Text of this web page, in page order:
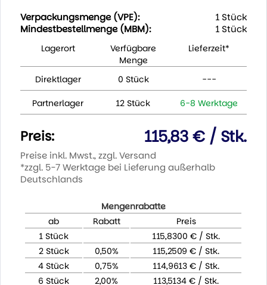
Verpackungsmenge (VPE):
1 Stück
Mindestbestellmenge (MBM):
1 Stück
Lagerort
Verfügbare
Menge
Lieferzeit*
Direktlager 0 Stück ---
Partnerlager 12 Stück 6-8 Werktage
Preis: 115,83 € / Stk.
Preise inkl. Mwst., zzgl. Versand
*zzgl. 5-7 Werktage bei Lieferung außerhalb
Deutschlands
Mengenrabatte
ab
Rabatt
Preis
1 Stück
115,8300 € / Stk.
2 Stück
0,50%
115,2509 € / Stk.
4 Stück
0,75%
114,9613 € / Stk.
6 Stück
2,00%
113,5134 € / Stk.